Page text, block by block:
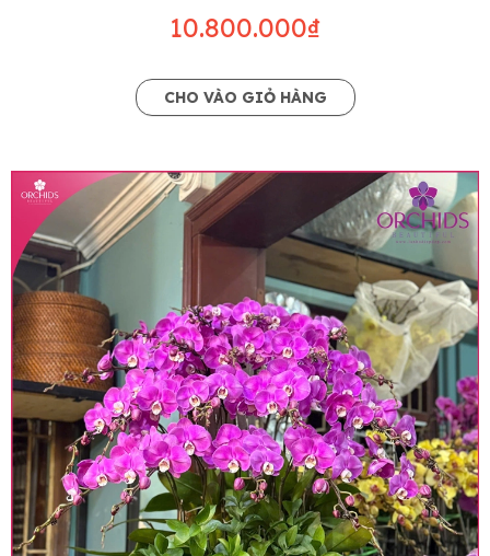
10.800.000₫
CHO VÀO GIỎ HÀNG